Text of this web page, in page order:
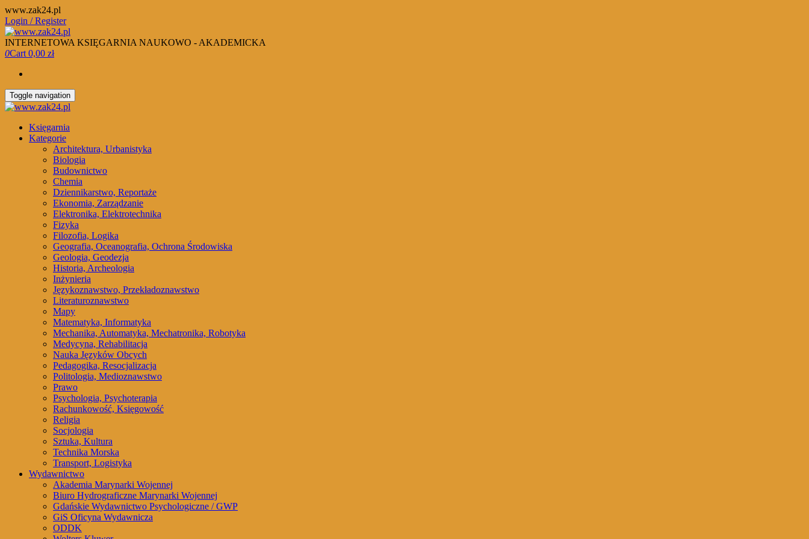
Skip
to
the
content
www.zak24.pl
Login / Register
INTERNETOWA KSIĘGARNIA NAUKOWO - AKADEMICKA
0Cart 0,00 zł
Toggle navigation
Księgarnia
Kategorie
Architektura, Urbanistyka
Biologia
Budownictwo
Chemia
Dziennikarstwo, Reportaże
Ekonomia, Zarządzanie
Elektronika, Elektrotechnika
Fizyka
Filozofia, Logika
Geografia, Oceanografia, Ochrona Środowiska
Geologia, Geodezja
Historia, Archeologia
Inżynieria
Językoznawstwo, Przekładoznawstwo
Literaturoznawstwo
Mapy
Matematyka, Informatyka
Mechanika, Automatyka, Mechatronika, Robotyka
Medycyna, Rehabilitacja
Nauka Języków Obcych
Pedagogika, Resocjalizacja
Politologia, Medioznawstwo
Prawo
Psychologia, Psychoterapia
Rachunkowość, Księgowość
Religia
Socjologia
Sztuka, Kultura
Technika Morska
Transport, Logistyka
Wydawnictwo
Akademia Marynarki Wojennej
Biuro Hydrograficzne Marynarki Wojennej
Gdańskie Wydawnictwo Psychologiczne / GWP
GiS Oficyna Wydawnicza
ODDK